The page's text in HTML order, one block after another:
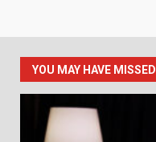
YOU MAY HAVE MISSED